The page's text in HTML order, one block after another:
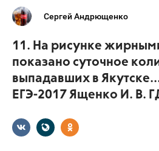
Сергей Андрющенко
11. На рисунке
показано суточное
выпадавших в
ЕГЭ-2017 Ященко И. В.